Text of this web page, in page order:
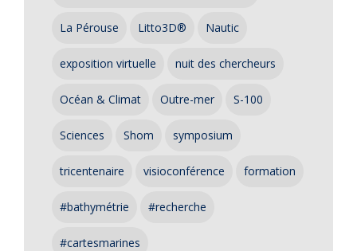
La Pérouse Litto3D® Nautic
exposition virtuelle nuit des chercheurs
Océan & Climat Outre-mer S-100
Sciences Shom symposium
tricentenaire visioconférence formation
#bathymétrie #recherche
#cartesmarines